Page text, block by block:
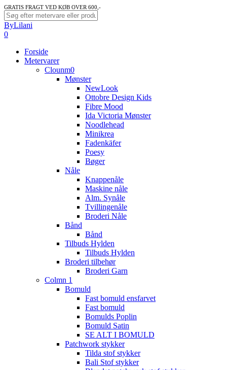
Skip
to
main
content
GRATIS FRAGT VED KØB OVER 600,-
Close
Search
ByLilani
search
account
0
Forside
Metervarer
Clounm0
Mønster
NewLook
Ottobre Design Kids
Fibre Mood
Ida Victoria Mønster
Noodlehead
Minikrea
Fadenkäfer
Poesy
Bøger
Nåle
Knappenåle
Maskine nåle
Alm. Synåle
Tvillingenåle
Broderi Nåle
Bånd
Bånd
Tilbuds Hylden
Tilbuds Hylden
Broderi tilbehør
Broderi Garn
Colmn 1
Bomuld
Fast bomuld ensfarvet
Fast bomuld
Bomulds Poplin
Bomuld Satin
SE ALT I BOMULD
Patchwork stykker
Tilda stof stykker
Bali Stof stykker